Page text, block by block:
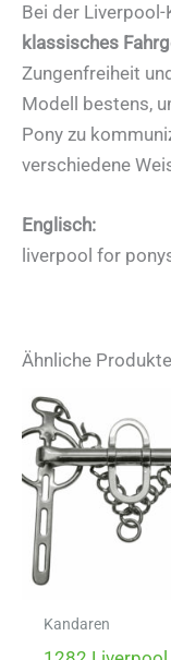
Bei der
klassisches
Zungenfreiheit
Modell bestens,
Pony zu
verschiedene
Englisch:
liverpool for
Ähnliche Produkte
Kandaren